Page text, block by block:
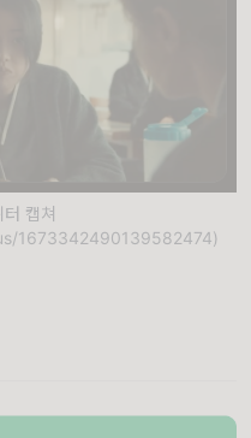
캡쳐
1673342490139582474)